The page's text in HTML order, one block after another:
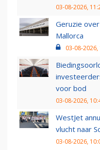
03-08-2026,
Geruzie
Mallorca
03-08-2026,
voor bod
03-08-2026,
WestJet
vlucht naar
03-08-2026,